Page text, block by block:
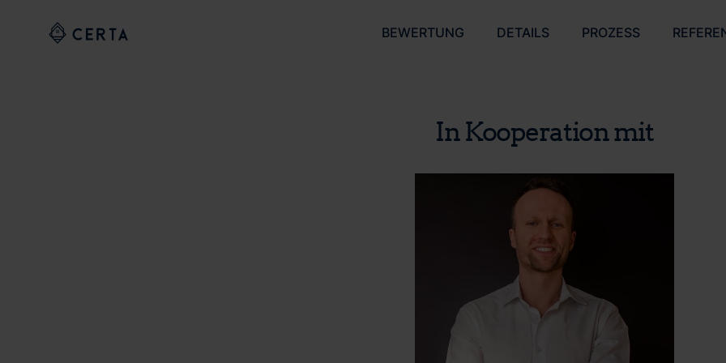
BEWERTUNG DETAILS PROZESS
In Kooperation mit